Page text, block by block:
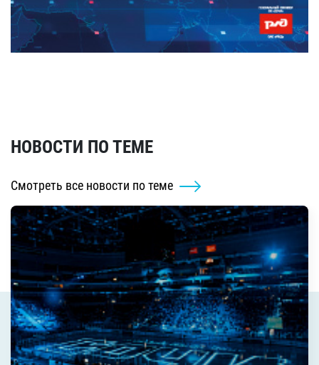
НОВОСТИ ПО ТЕМЕ
Смотреть все новости по теме